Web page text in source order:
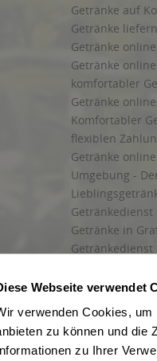
Webseite verwendet
verwenden Cookies,
zu können und die
zu Ihrer
Getränke auf
Getränke
Getränke
Getränke
komfortabler
Getränke
Komfortabler
flexiblen
Getränke
Umgebung -
Getränke in
Getränkedienst
und Umgebung
Liefergebiet
Lieferservice